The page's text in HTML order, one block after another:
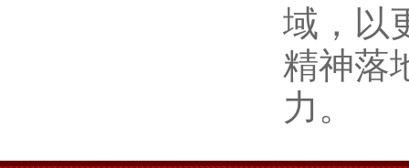
域，以
精神落
力。